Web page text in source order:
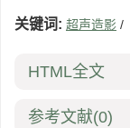
关键词: 超声造影 /
HTML全文
参考文献(0)